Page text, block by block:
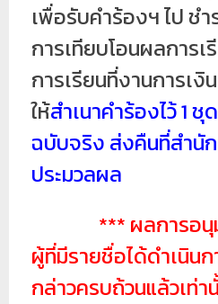
เพื่อรับคำร้องฯ ไป ชำ
การเทียบโอนผลการเ
การเรียนที่งานการเ
ให้สำเนาคำร้องไว้ 1
ฉบับจริง ส่งคืนที่สำนัก
ประมวลผล
*** ผลการอนุมั
ผู้ที่มีรายชื่อได้ดำเนิน
กล่าวครบถ้วนแล้วเท่า